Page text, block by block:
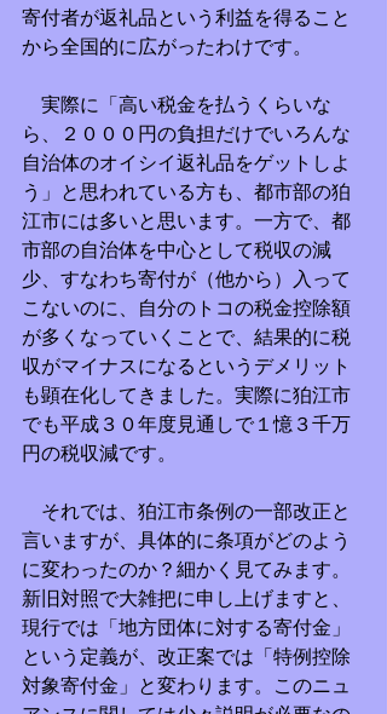
寄付者が返礼品という利益を得ること
から全国的に広がったわけです。
実際に「高い税金を払うくらいな
ら、２０００円の負担だけでいろんな
自治体のオイシイ返礼品をゲットしよ
う」と思われている方も、都市部の狛
江市には多いと思います。一方で、都
市部の自治体を中心として税収の減
少、すなわち寄付が（他から）入って
こないのに、自分のトコの税金控除額
が多くなっていくことで、結果的に税
収がマイナスになるというデメリット
も顕在化してきました。実際に狛江市
でも平成３０年度見通しで１憶３千万
円の税収減です。
それでは、狛江市条例の一部改正と
言いますが、具体的に条項がどのよう
に変わったのか？細かく見てみます。
新旧対照で大雑把に申し上げますと、
現行では「地方団体に対する寄付金」
という定義が、改正案では「特例控除
対象寄付金」と変わります。このニュ